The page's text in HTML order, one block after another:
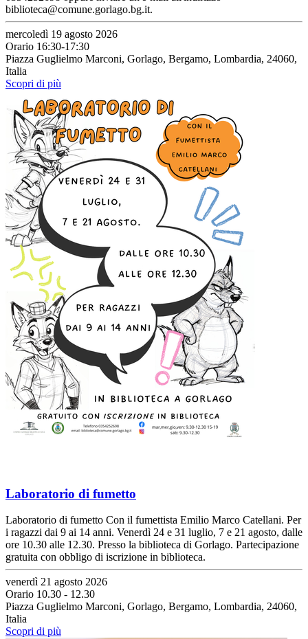
biblioteca@comune.gorlago.bg.it.
mercoledì 19 agosto 2026
Orario 16:30-17:30
Piazza Guglielmo Marconi, Gorlago, Bergamo, Lombardia, 24060,
Italia
Scopri di più
Laboratorio di fumetto
Laboratorio di fumetto Con il fumettista Emilio Marco Catellani. Per
i ragazzi dai 9 ai 14 anni. Venerdì 24 e 31 luglio, 7 e 21 agosto, dalle
ore 10.30 alle 12.30. Presso la biblioteca di Gorlago. Partecipazione
gratuita con obbligo di iscrizione in biblioteca.
venerdì 21 agosto 2026
Orario 10.30 - 12.30
Piazza Guglielmo Marconi, Gorlago, Bergamo, Lombardia, 24060,
Italia
Scopri di più